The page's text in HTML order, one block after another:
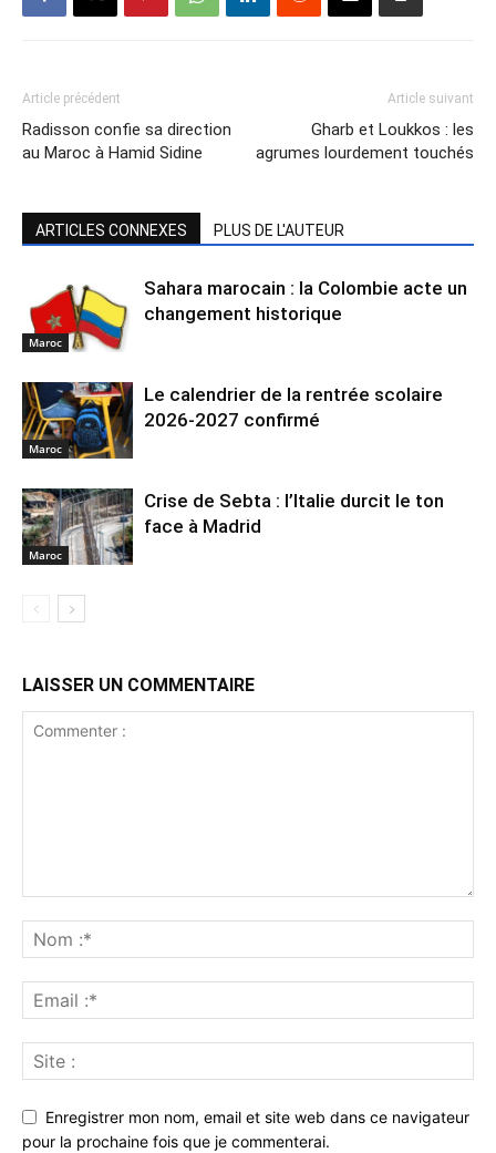
Article précédent
Radisson confie sa direction
au Maroc à Hamid Sidine
Article suivant
Gharb et Loukkos : les
agrumes lourdement touchés
ARTICLES CONNEXES PLUS DE L'AUTEUR
Maroc
Sahara marocain : la Colombie acte un
changement historique
Maroc
Le calendrier de la rentrée scolaire
2026-2027 confirmé
Maroc
Crise de Sebta : l’Italie durcit le ton
face à Madrid
LAISSER UN COMMENTAIRE
Enregistrer mon nom, email et site web dans ce navigateur
pour la prochaine fois que je commenterai.